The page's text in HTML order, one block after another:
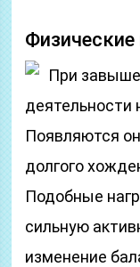
Физические
При
Появляются
долгого
Подобные
сильную
изменение